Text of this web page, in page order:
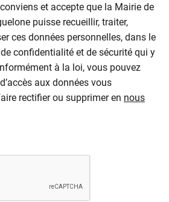
et accepte que la Mairie de
puisse recueillir, traiter,
ces données personnelles, dans le
confidentialité et de sécurité qui y
à la loi, vous pouvez
aux données vous
rectifier ou supprimer en nous